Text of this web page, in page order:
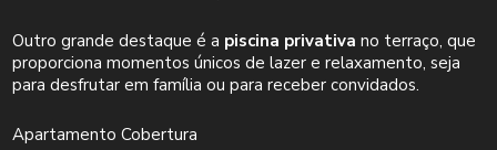
Outro grande destaque é a piscina privativa no terraço, que
proporciona momentos únicos de lazer e relaxamento, seja
para desfrutar em família ou para receber convidados.
Apartamento Cobertura